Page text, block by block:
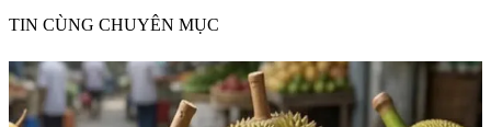
TIN CÙNG CHUYÊN MỤC